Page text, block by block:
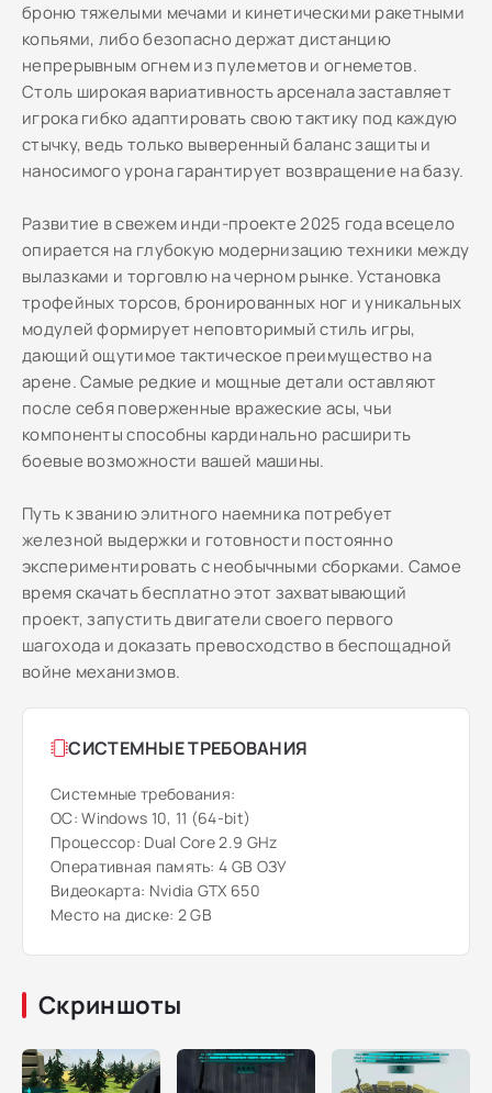
броню тяжелыми мечами и кинетическими ракетными
копьями, либо безопасно держат дистанцию
непрерывным огнем из пулеметов и огнеметов.
Столь широкая вариативность арсенала заставляет
игрока гибко адаптировать свою тактику под каждую
стычку, ведь только выверенный баланс защиты и
наносимого урона гарантирует возвращение на базу.
Развитие в свежем инди-проекте 2025 года всецело
опирается на глубокую модернизацию техники между
вылазками и торговлю на черном рынке. Установка
трофейных торсов, бронированных ног и уникальных
модулей формирует неповторимый стиль игры,
дающий ощутимое тактическое преимущество на
арене. Самые редкие и мощные детали оставляют
после себя поверженные вражеские асы, чьи
компоненты способны кардинально расширить
боевые возможности вашей машины.
Путь к званию элитного наемника потребует
железной выдержки и готовности постоянно
экспериментировать с необычными сборками. Самое
время скачать бесплатно этот захватывающий
проект, запустить двигатели своего первого
шагохода и доказать превосходство в беспощадной
войне механизмов.
СИСТЕМНЫЕ ТРЕБОВАНИЯ
Системные требования:
ОС: Windows 10, 11 (64-bit)
Процессор: Dual Core 2.9 GHz
Оперативная память: 4 GB ОЗУ
Видеокарта: Nvidia GTX 650
Место на диске: 2 GB
Скриншоты